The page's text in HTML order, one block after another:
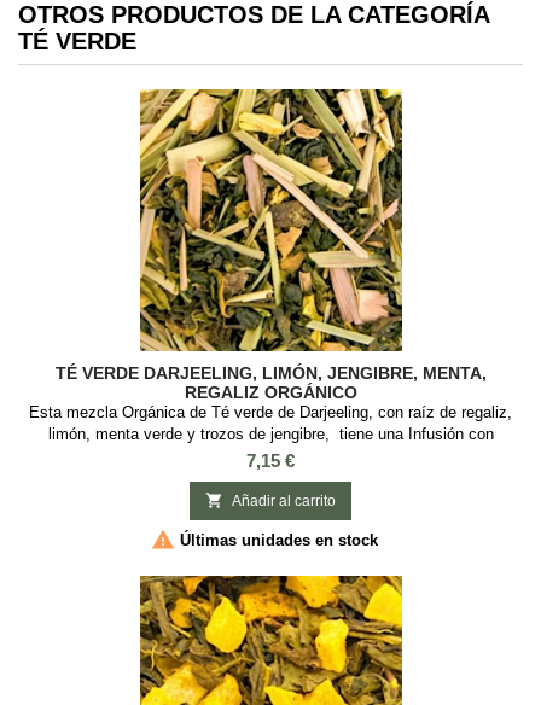
OTROS PRODUCTOS DE LA CATEGORÍA
TÉ VERDE
TÉ VERDE DARJEELING, LIMÓN, JENGIBRE, MENTA,
REGALIZ ORGÁNICO
Esta mezcla Orgánica de Té verde de Darjeeling, con raíz de regaliz,
limón, menta verde y trozos de jengibre, tiene una Infusión con
sabores frescos y estimulantes ideal para reducir el estrés Sabor:
Limón y JengibreIngredientes: Té verde orgánico Darjeeling, raíz de
regaliz, limón, menta verde y trozos de jengibre. Ingredientes orgánicos.
Precio
7,15 €
 Añadir al carrito
 Últimas unidades en stock